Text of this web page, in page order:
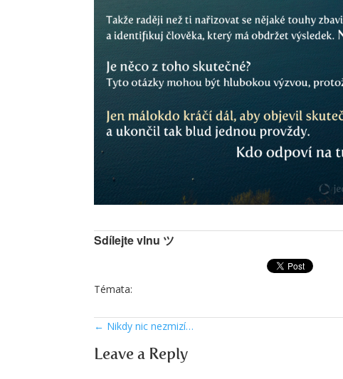
Sdílejte vlnu ツ
Témata:
← Nikdy nic nezmizí…
Leave a Reply